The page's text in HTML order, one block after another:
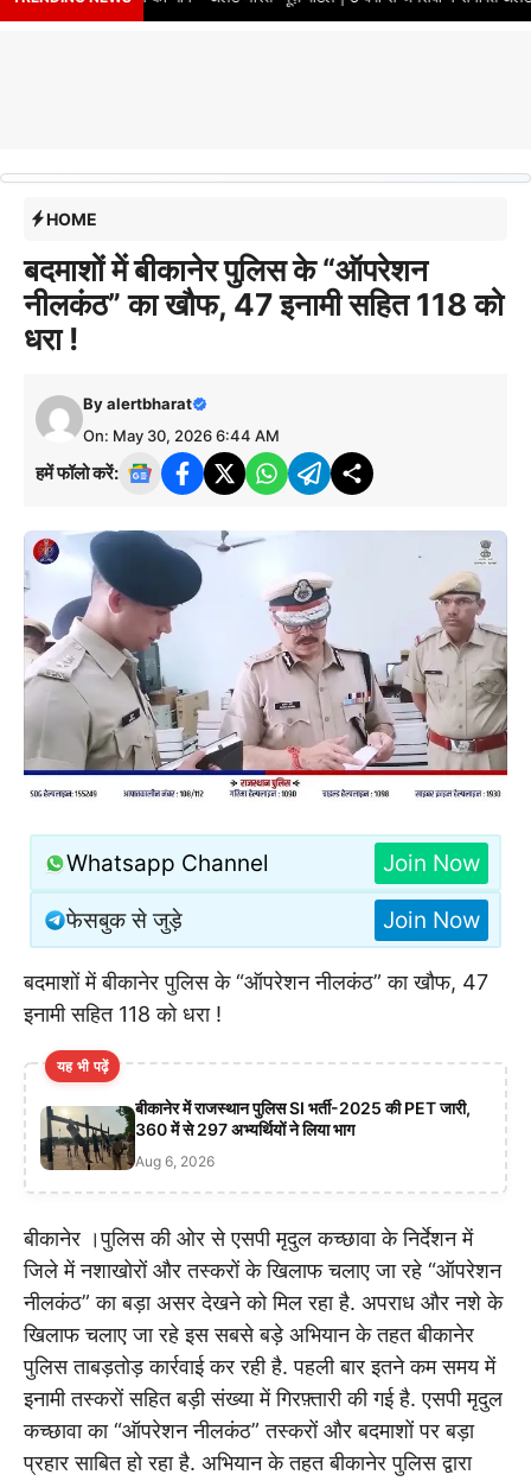
HOME
बदमाशों में बीकानेर पुलिस के “ऑपरेशन
नीलकंठ” का खौफ, 47 इनामी सहित 118 को
धरा !
Byalertbharat
On: May 30, 2026 6:44 AM
हमें फॉलो करें:
Whatsapp Channel Join Now
फेसबुक से जुड़े Join Now
बदमाशों में बीकानेर पुलिस के “ऑपरेशन नीलकंठ” का खौफ, 47
इनामी सहित 118 को धरा !
यह भी पढ़ें
बीकानेर में राजस्थान पुलिस SI भर्ती-2025 की PET जारी,
360 में से 297 अभ्यर्थियों ने लिया भाग
Aug 6, 2026
बीकानेर ।पुलिस की ओर से एसपी मृदुल कच्छावा के निर्देशन में
जिले में नशाखोरों और तस्करों के खिलाफ चलाए जा रहे “ऑपरेशन
नीलकंठ” का बड़ा असर देखने को मिल रहा है. अपराध और नशे के
खिलाफ चलाए जा रहे इस सबसे बड़े अभियान के तहत बीकानेर
पुलिस ताबड़तोड़ कार्रवाई कर रही है. पहली बार इतने कम समय में
इनामी तस्करों सहित बड़ी संख्या में गिरफ़्तारी की गई है. एसपी मृदुल
कच्छावा का “ऑपरेशन नीलकंठ” तस्करों और बदमाशों पर बड़ा
प्रहार साबित हो रहा है. अभियान के तहत बीकानेर पुलिस द्वारा